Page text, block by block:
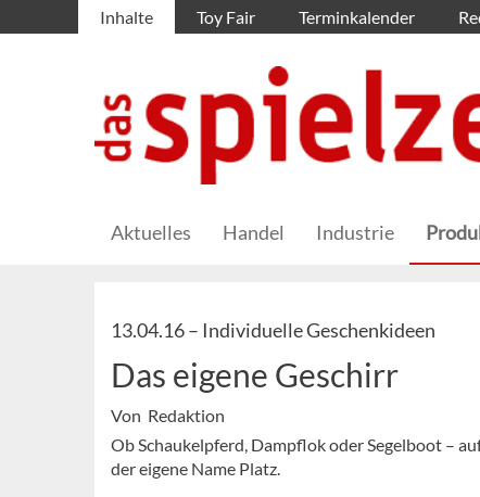
Inhalte Toy Fair Terminkalender
Aktuelles Handel Industrie
13.04.16 – Individuelle Geschenkideen
Das eigene Geschirr
Von Redaktion
Ob Schaukelpferd, Dampflok oder Segelboot –
der eigene Name Platz.